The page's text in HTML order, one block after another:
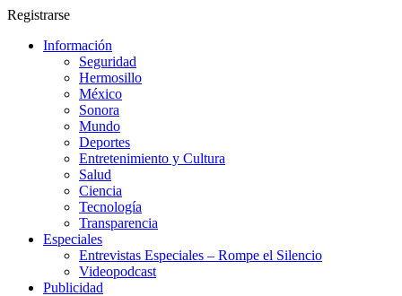
Registrarse
Información
Seguridad
Hermosillo
México
Sonora
Mundo
Deportes
Entretenimiento y Cultura
Salud
Ciencia
Tecnología
Transparencia
Especiales
Entrevistas Especiales – Rompe el Silencio
Videopodcast
Publicidad